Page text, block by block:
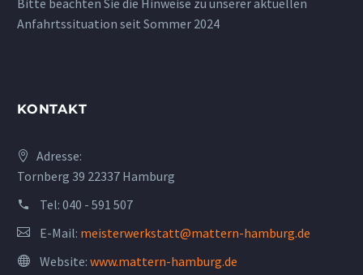
Bitte beachten Sie die Hinweise zu unserer aktuellen
Anfahrtssituation seit Sommer 2024
KONTAKT
Adresse:
Tornberg 39 22337 Hamburg
Tel: 040 - 591 507
E-Mail: meisterwerkstatt@mattern-hamburg.de
Website: www.mattern-hamburg.de